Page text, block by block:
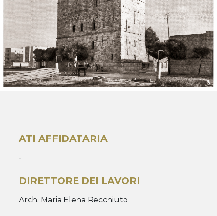
ATI AFFIDATARIA
-
DIRETTORE DEI LAVORI
Arch. Maria Elena Recchiuto